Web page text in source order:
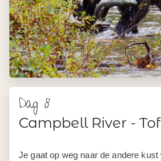
Dag 8
Campbell River -
Je gaat op weg naar de andere